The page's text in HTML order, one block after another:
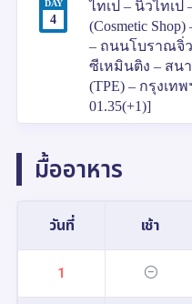
DAY
4
ไทเป – นิวไทเป
(Cosmetic
– ถนนโบราณจิ่
ซีเหมินติง – สน
(TPE) – กรุงเทพ
01.35(+1)]
มื้ออาหาร
วันที่ เช้า
1